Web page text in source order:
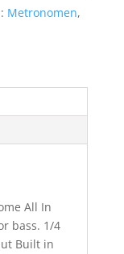
Metronomen,
All In
bass. 1/4
Built in